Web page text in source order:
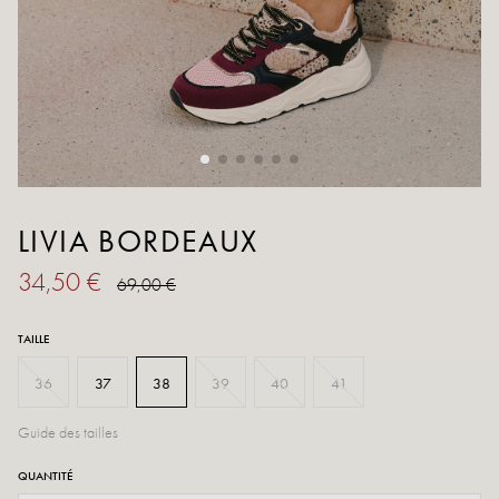
LIVIA BORDEAUX
34,50 € 69,00 €
TAILLE
36 37 38 39 40 41
Guide des tailles
QUANTITÉ